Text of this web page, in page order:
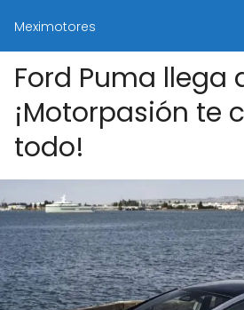
Meximotores
Ford Puma llega
¡Motorpasión te
todo!